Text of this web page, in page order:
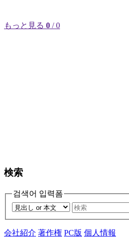
もっと見る 0 / 0
検索
검색어 입력폼
会社紹介 著作権 PC版 個人情報